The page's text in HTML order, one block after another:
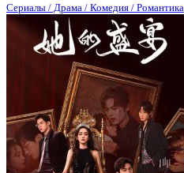
Сериалы / Драма / Комедия / Романтика